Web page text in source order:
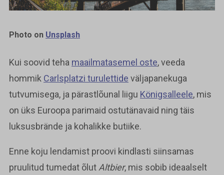
Photo on Unsplash
Kui soovid teha maailmatasemel oste, veeda
hommik Carlsplatzi turulettide väljapanekuga
tutvumisega, ja pärastlõunal liigu Königsalleele, mis
on üks Euroopa parimaid ostutänavaid ning täis
luksusbrände ja kohalikke butiike.
Enne koju lendamist proovi kindlasti siinsamas
pruulitud tumedat õlutAltbier, mis sobib ideaalselt